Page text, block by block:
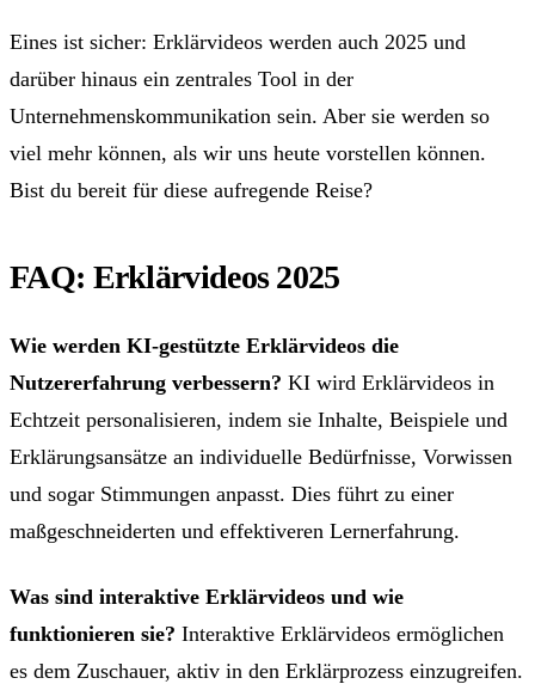
Eines ist sicher: Erklärvideos werden auch 2025 und
darüber hinaus ein zentrales Tool in der
Unternehmenskommunikation sein. Aber sie werden so
viel mehr können, als wir uns heute vorstellen können.
Bist du bereit für diese aufregende Reise?
FAQ: Erklärvideos 2025
Wie werden KI-gestützte Erklärvideos die
Nutzererfahrung verbessern? KI wird Erklärvideos in
Echtzeit personalisieren, indem sie Inhalte, Beispiele und
Erklärungsansätze an individuelle Bedürfnisse, Vorwissen
und sogar Stimmungen anpasst. Dies führt zu einer
maßgeschneiderten und effektiveren Lernerfahrung.
Was sind interaktive Erklärvideos und wie
funktionieren sie? Interaktive Erklärvideos ermöglichen
es dem Zuschauer, aktiv in den Erklärprozess einzugreifen.